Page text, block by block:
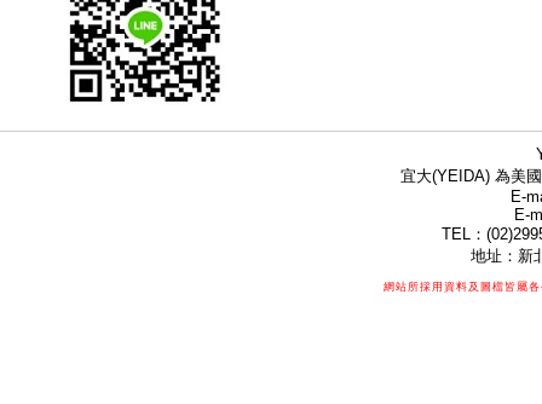
宜大(YEIDA) 為美
E-
E-
TEL：
地址：新
網站所採用資料及圖檔皆屬